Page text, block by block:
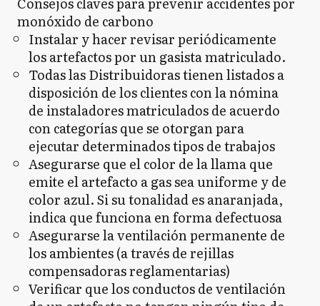
monóxido de carbono
Instalar y hacer revisar periódicamente
los artefactos por un gasista matriculado.
Todas las Distribuidoras tienen listados a
disposición de los clientes con la nómina
de instaladores matriculados de acuerdo
con categorías que se otorgan para
ejecutar determinados tipos de trabajos
Asegurarse que el color de la llama que
emite el artefacto a gas sea uniforme y de
color azul. Si su tonalidad es anaranjada,
indica que funciona en forma defectuosa
Asegurarse la ventilación permanente de
los ambientes (a través de rejillas
compensadoras reglamentarias)
Verificar que los conductos de ventilación